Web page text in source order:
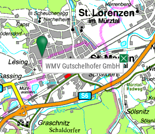
WMV Gutschelhofer GmbH